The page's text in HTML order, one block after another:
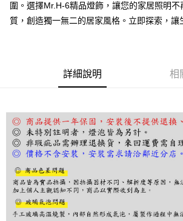
相關說明
【關於「AFTEE先享後付」】
３．安心：先確認商品／服務後，再付款。
結帳頁面，進行簡訊認證並確認金額後，即可完成結
２．訂單成立數日內，您將收到繳費通知簡訊。
３．收到繳費通知簡訊後14天內，點擊此簡訊中的連
ATM／網路銀行／等多元方式進行付款，方視為交易
購買商品的店家。未經商家同意取消之訂單仍視為有
後付繳納相關費用。
※ 交易是否成功請以「AFTEE先享後付 」之結帳頁
是否繳費成功／繳費後需取消欲退款等相關疑問，請
客戶支援中心」 https://
圍。選擇Mr.H-6精品燈飾，讓您的家居照明
質，創造獨一無二的居家風格。立即探索，讓
詳細說明 相